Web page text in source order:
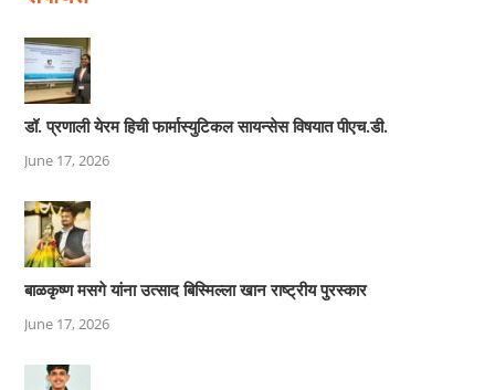
डॉ. प्रणाली येरम हिची फार्मास्युटिकल सायन्सेस विषयात पीएच.डी.
June 17, 2026
बाळकृष्ण मसगे यांना उत्साद बिस्मिल्ला खान राष्ट्रीय पुरस्कार
June 17, 2026